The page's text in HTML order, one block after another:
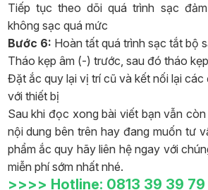
Tiếp tục theo dõi quá trình sạc
không sạc quá mức
Bước 6: Hoàn tất quá trình sạc tắt bộ
Tháo kẹp âm (-) trước, sau đó tháo
Đặt ắc quy lại vị trí cũ và kết nối lại
với thiết bị
Sau khi đọc xong bài viết bạn vẫn
nội dung bên trên hay đang muốn tư
phẩm ắc quy hãy liên hệ ngay với
miễn phí sớm nhất nhé.
>>>> Hotline: 0813 39 39 79